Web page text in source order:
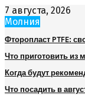
7 августа, 2026
Молния
Фторопласт PTFE:
Что приготовить из
Когда будут
Что посадить в